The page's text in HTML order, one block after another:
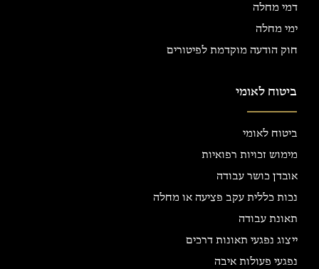
דמי מחלה
ימי מחלה
חוק הודעה מוקדמת לפיטורים
ביטוח לאומי
ביטוח לאומי
מימוש זכויות רפואיות
אובדן כושר עבודה
נכות כללית עקב פציעה או מחלה
תאונת עבודה
ייצוג נפגעי תאונות דרכים
נפגעי פעולות איבה